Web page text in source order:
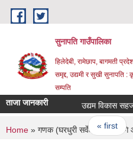
Skip to main content
सुनापति गाउँपालिका
हिलेदेबी, रामेछाप, बागमती
समृद्द, उद्यमी र सुखी सुनापति :
सम्पति
ताजा जानकारी उद्यम विकास
Pages
« first
You are here
Home » गणक (घरधुरी सर्वेक्षक) का लागि